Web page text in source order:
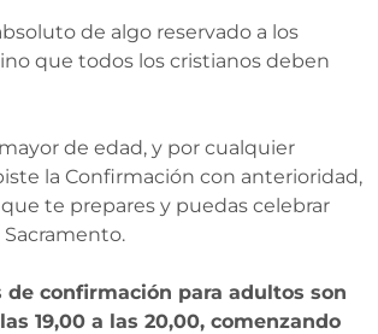
de algo reservado a los
que todos los cristianos deben
de edad, y por cualquier
la Confirmación con anterioridad,
te prepares y puedas celebrar
de confirmación para adultos son
19,00 a las 20,00, comenzando